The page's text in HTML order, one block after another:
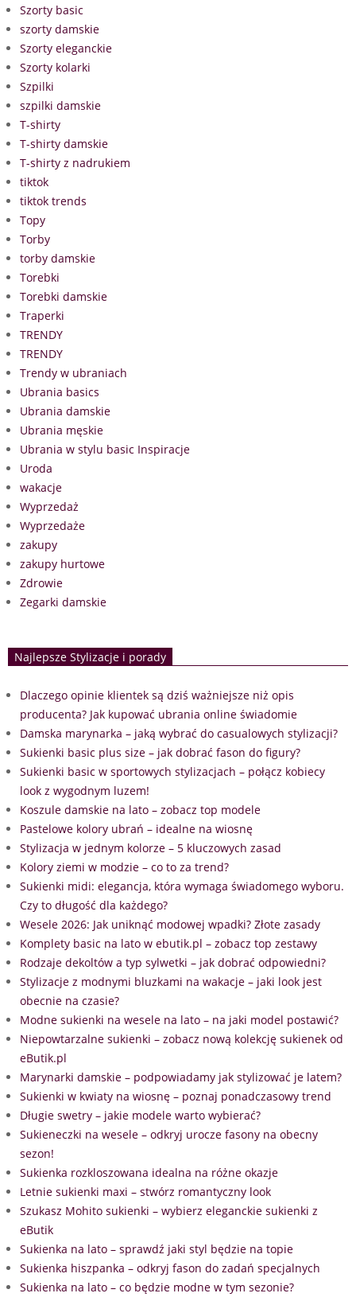
Szorty basic
szorty damskie
Szorty eleganckie
Szorty kolarki
Szpilki
szpilki damskie
T-shirty
T-shirty damskie
T-shirty z nadrukiem
tiktok
tiktok trends
Topy
Torby
torby damskie
Torebki
Torebki damskie
Traperki
TRENDY
TRENDY
Trendy w ubraniach
Ubrania basics
Ubrania damskie
Ubrania męskie
Ubrania w stylu basic Inspiracje
Uroda
wakacje
Wyprzedaż
Wyprzedaże
zakupy
zakupy hurtowe
Zdrowie
Zegarki damskie
Najlepsze Stylizacje i porady
Dlaczego opinie klientek są dziś ważniejsze niż opis
producenta? Jak kupować ubrania online świadomie
Damska marynarka – jaką wybrać do casualowych stylizacji?
Sukienki basic plus size – jak dobrać fason do figury?
Sukienki basic w sportowych stylizacjach – połącz kobiecy
look z wygodnym luzem!
Koszule damskie na lato – zobacz top modele
Pastelowe kolory ubrań – idealne na wiosnę
Stylizacja w jednym kolorze – 5 kluczowych zasad
Kolory ziemi w modzie – co to za trend?
Sukienki midi: elegancja, która wymaga świadomego wyboru.
Czy to długość dla każdego?
Wesele 2026: Jak uniknąć modowej wpadki? Złote zasady
Komplety basic na lato w ebutik.pl – zobacz top zestawy
Rodzaje dekoltów a typ sylwetki – jak dobrać odpowiedni?
Stylizacje z modnymi bluzkami na wakacje – jaki look jest
obecnie na czasie?
Modne sukienki na wesele na lato – na jaki model postawić?
Niepowtarzalne sukienki – zobacz nową kolekcję sukienek od
eButik.pl
Marynarki damskie – podpowiadamy jak stylizować je latem?
Sukienki w kwiaty na wiosnę – poznaj ponadczasowy trend
Długie swetry – jakie modele warto wybierać?
Sukieneczki na wesele – odkryj urocze fasony na obecny
sezon!
Sukienka rozkloszowana idealna na różne okazje
Letnie sukienki maxi – stwórz romantyczny look
Szukasz Mohito sukienki – wybierz eleganckie sukienki z
eButik
Sukienka na lato – sprawdź jaki styl będzie na topie
Sukienka hiszpanka – odkryj fason do zadań specjalnych
Sukienka na lato – co będzie modne w tym sezonie?